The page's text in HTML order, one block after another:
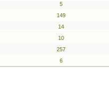
5
149
14
10
257
6